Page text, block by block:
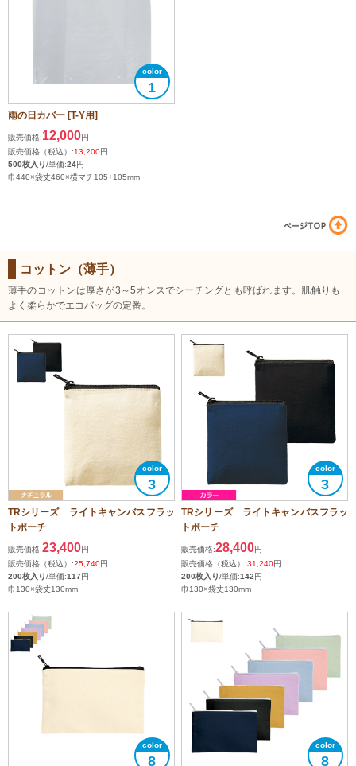
1
雨の日カバー [T-Y用]
販売価格:12,000円
販売価格（税込）:13,200円
500枚入り/単価:24円
巾440×袋丈460×横マチ105+105mm
コットン（薄手）
薄手のコットンは厚さが3～5オンスでシーチングとも呼ばれます。肌触りも
よく柔らかでエコバッグの定番。
3
TRシリーズ ライトキャンバスフラッ
トポーチ
販売価格:23,400円
販売価格（税込）:25,740円
200枚入り/単価:117円
巾130×袋丈130mm
3
TRシリーズ ライトキャンバスフラッ
トポーチ
販売価格:28,400円
販売価格（税込）:31,240円
200枚入り/単価:142円
巾130×袋丈130mm
8 8